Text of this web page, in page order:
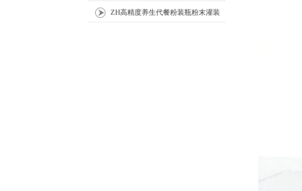
装机 ZH高精度养生代餐粉装瓶粉末灌装